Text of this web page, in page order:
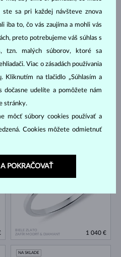
ZAFÍR MODRÝ & DIAMANT
1 170 €
ZAFÍR RUŽOVÝ & DIAMANT
NA SKLADE
1 083 €
BIELE ZLATO
ZAFÍR MODRÝ & DIAMANT
1 040 €
NA SKLADE
sa pri každej návšteve znova
iba to, čo vás zaujíma a mohli vás
preto potrebujeme váš súhlas s
tzn. malých súborov, ktoré sa
Viac o zásadách používania
. Kliknutím na tlačidlo „Súhlasím a
dočasne udelíte a pomôžete nám
stránky.
môcť súbory cookies používať a
Cookies môžete odmietnuť
POKRAČOVAŤ